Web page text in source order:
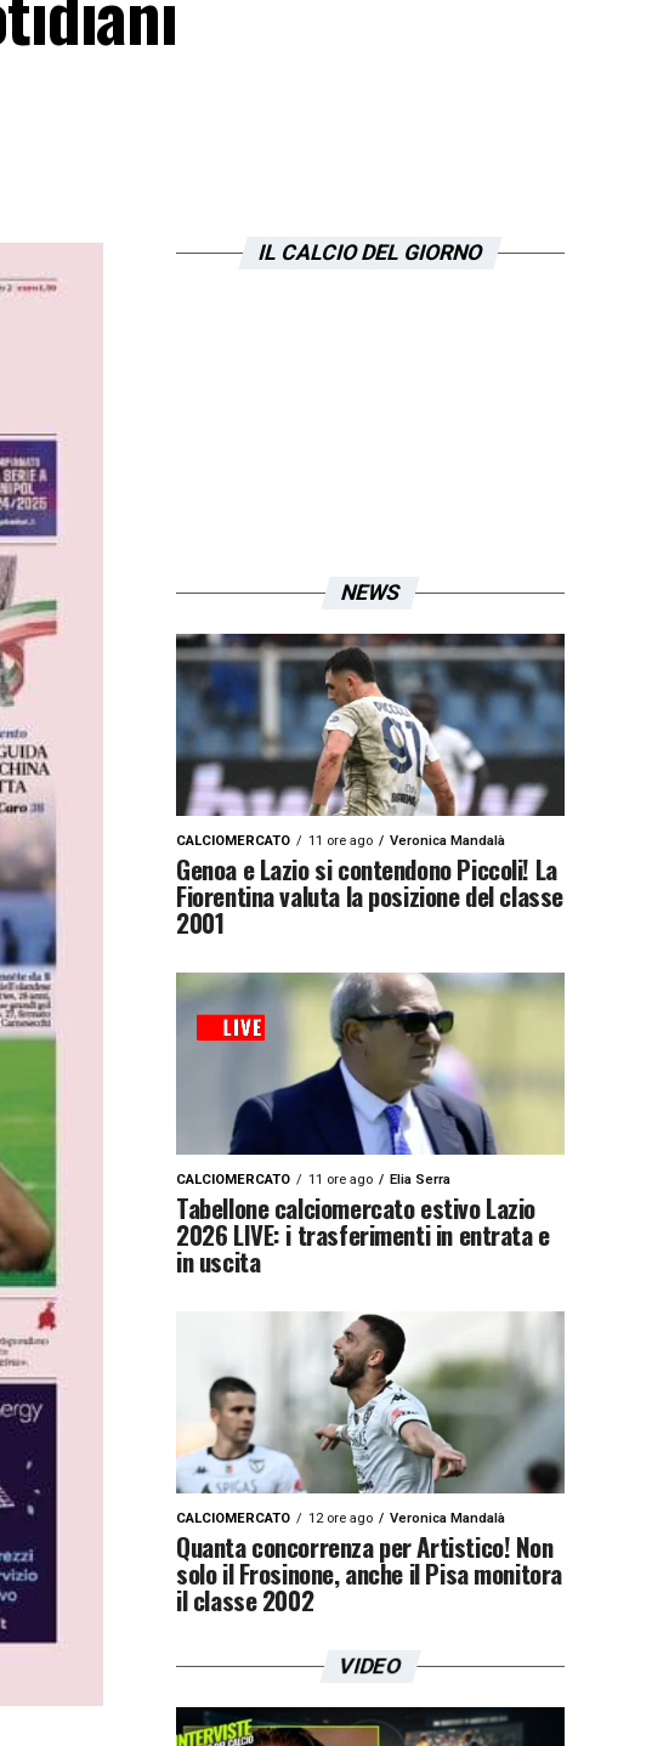
IL CALCIO DEL GIORNO
NEWS
CALCIOMERCATO 11 ore ago Veronica Mandalà
Genoa e Lazio si contendono Piccoli! La
Fiorentina valuta la posizione del classe
2001
CALCIOMERCATO 11 ore ago Elia Serra
Tabellone calciomercato estivo Lazio
2026 LIVE: i trasferimenti in entrata e
in uscita
CALCIOMERCATO 12 ore ago Veronica Mandalà
Quanta concorrenza per Artistico! Non
solo il Frosinone, anche il Pisa monitora
il classe 2002
VIDEO